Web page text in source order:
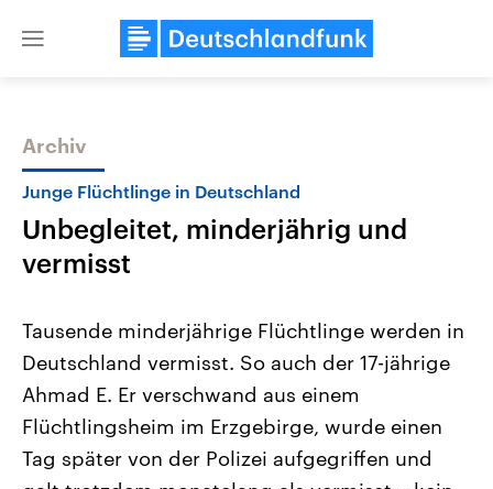
Close
Themen
Landtagswahl Sachsen-Anhalt
2026
Alle Informationen
Sachsen-Anhalt wählt am 6.
September 2026 einen neuen
Landtag. Seit 2021 wird das
USA
Aktuelle Beiträge,
Hintergründe
Wirtschaftlich und
gehören die Vereinigten
den mächtigsten Ländern
Archiv
Junge Flüchtlinge in Deutschland
Unbegleitet, minderjährig und
vermisst
Tausende minderjährige Flüchtlinge werden in
Deutschland vermisst. So auch der 17-jährige
Ahmad E. Er verschwand aus einem
Flüchtlingsheim im Erzgebirge, wurde einen
Tag später von der Polizei aufgegriffen und